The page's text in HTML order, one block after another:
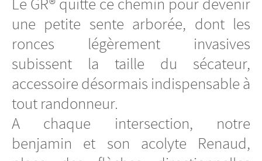
Le GR® quitte ce chemin pour devenir
une petite sente arborée, dont les
ronces légèrement invasives
subissent la taille du sécateur,
accessoire désormais indispensable à
tout randonneur.
A chaque intersection, notre
benjamin et son acolyte Renaud,